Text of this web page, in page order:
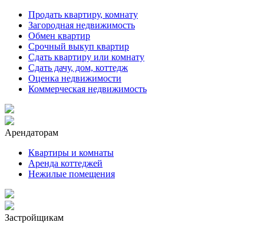
Продать квартиру, комнату
Загородная недвижимость
Обмен квартир
Срочный выкуп квартир
Сдать квартиру или комнату
Сдать дачу, дом, коттедж
Оценка недвижимости
Коммерческая недвижимость
Арендаторам
Квартиры и комнаты
Аренда коттеджей
Нежилые помещения
Застройщикам